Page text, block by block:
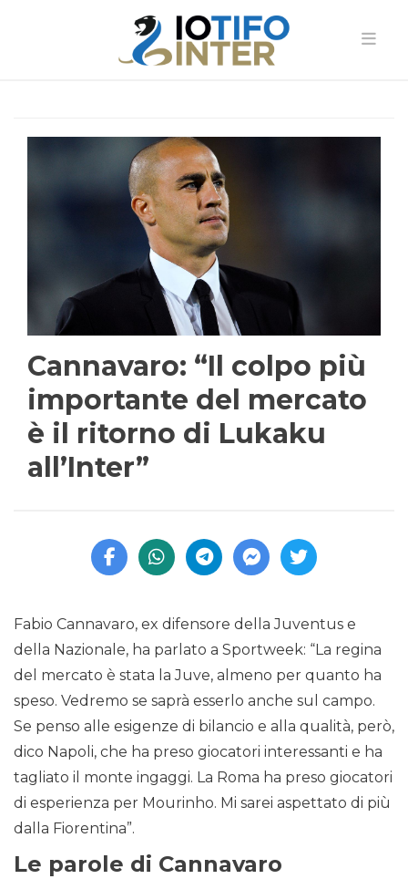
Cannavaro: “Il colpo più
importante del mercato
è il ritorno di Lukaku
all’Inter”
Fabio Cannavaro, ex difensore della Juventus e
della Nazionale, ha parlato a Sportweek: “La regina
del mercato è stata la Juve, almeno per quanto ha
speso. Vedremo se saprà esserlo anche sul campo.
Se penso alle esigenze di bilancio e alla qualità, però,
dico Napoli, che ha preso giocatori interessanti e ha
tagliato il monte ingaggi. La Roma ha preso giocatori
di esperienza per Mourinho. Mi sarei aspettato di più
dalla Fiorentina”.
Le parole di Cannavaro